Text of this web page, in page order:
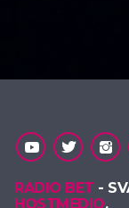
RADIO BET -
HOSTMEDIO.